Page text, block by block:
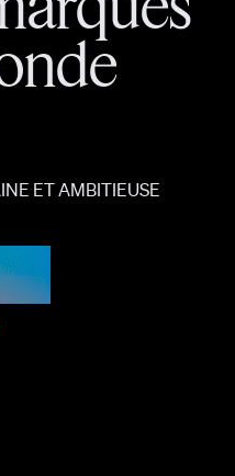
ET AMBITIEUSE